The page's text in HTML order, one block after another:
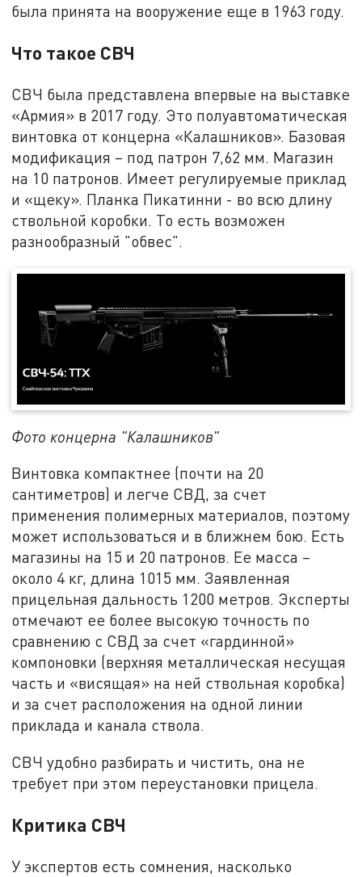
была принята на вооружение еще в 1963 году.
Что такое СВЧ
СВЧ была представлена впервые на выставке
«Армия» в 2017 году. Это полуавтоматическая
винтовка от концерна «Калашников». Базовая
модификация – под патрон 7,62 мм. Магазин
на 10 патронов. Имеет регулируемые приклад
и «щеку». Планка Пикатинни - во всю длину
ствольной коробки. То есть возможен
разнообразный "обвес".
Фото концерна "Калашников"
Винтовка компактнее (почти на 20
сантиметров) и легче СВД, за счет
применения полимерных материалов, поэтому
может использоваться и в ближнем бою. Есть
магазины на 15 и 20 патронов. Ее масса –
около 4 кг, длина 1015 мм. Заявленная
прицельная дальность 1200 метров. Эксперты
отмечают ее более высокую точность по
сравнению с СВД за счет «гардинной»
компоновки (верхняя металлическая несущая
часть и «висящая» на ней ствольная коробка)
и за счет расположения на одной линии
приклада и канала ствола.
СВЧ удобно разбирать и чистить, она не
требует при этом переустановки прицела.
Критика СВЧ
У экспертов есть сомнения, насколько